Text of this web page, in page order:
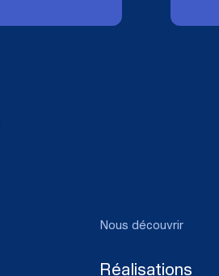
Nous découvrir
Réalisations